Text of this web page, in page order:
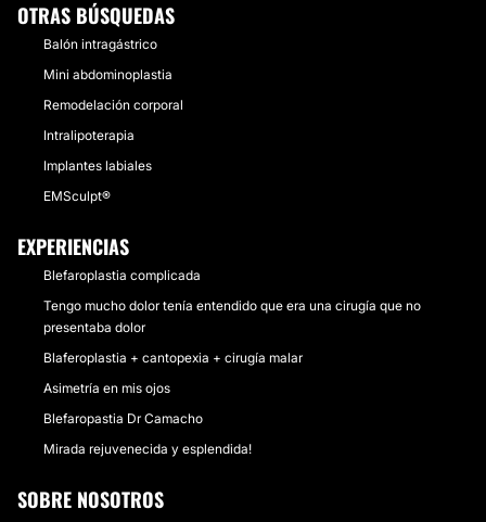
OTRAS BÚSQUEDAS
Balón intragástrico
Mini abdominoplastia
Remodelación corporal
Intralipoterapia
Implantes labiales
EMSculpt®
EXPERIENCIAS
Blefaroplastia complicada
Tengo mucho dolor tenía entendido que era una cirugía que no
presentaba dolor
Blaferoplastia + cantopexia + cirugía malar
Asimetría en mis ojos
Blefaropastia Dr Camacho
Mirada rejuvenecida y esplendida!
SOBRE NOSOTROS